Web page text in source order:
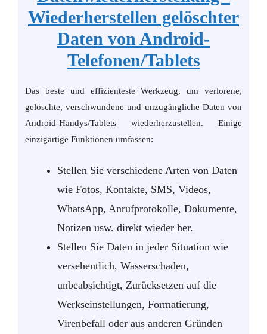
Wiederherstellen gelöschter
Daten von Android-
Telefonen/Tablets
Das beste und effizienteste Werkzeug, um verlorene,
gelöschte, verschwundene und unzugängliche Daten von
Android-Handys/Tablets wiederherzustellen. Einige
einzigartige Funktionen umfassen:
Stellen Sie verschiedene Arten von Daten
wie Fotos, Kontakte, SMS, Videos,
WhatsApp, Anrufprotokolle, Dokumente,
Notizen usw. direkt wieder her.
Stellen Sie Daten in jeder Situation wie
versehentlich, Wasserschaden,
unbeabsichtigt, Zurücksetzen auf die
Werkseinstellungen, Formatierung,
Virenbefall oder aus anderen Gründen